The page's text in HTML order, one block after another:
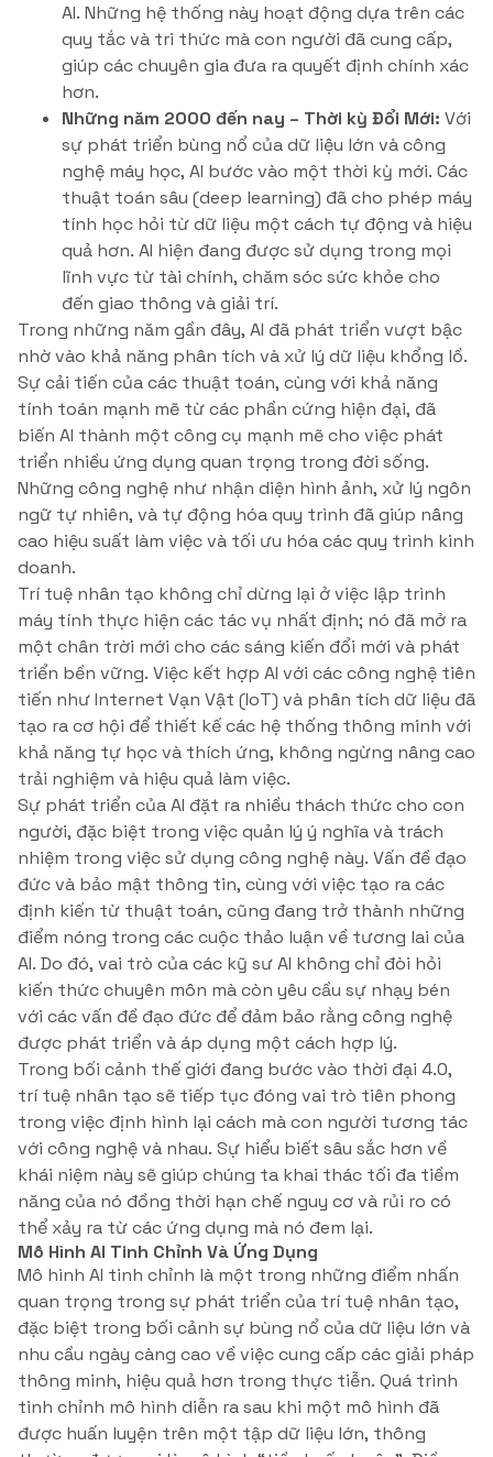
AI. Những hệ thống này hoạt động dựa trên các
quy tắc và tri thức mà con người đã cung cấp,
giúp các chuyên gia đưa ra quyết định chính xác
hơn.
Những năm 2000 đến nay – Thời kỳ Đổi Mới: Với
sự phát triển bùng nổ của dữ liệu lớn và công
nghệ máy học, AI bước vào một thời kỳ mới. Các
thuật toán sâu (deep learning) đã cho phép máy
tính học hỏi từ dữ liệu một cách tự động và hiệu
quả hơn. AI hiện đang được sử dụng trong mọi
lĩnh vực từ tài chính, chăm sóc sức khỏe cho
đến giao thông và giải trí.
Trong những năm gần đây, AI đã phát triển vượt bậc
nhờ vào khả năng phân tích và xử lý dữ liệu khổng lồ.
Sự cải tiến của các thuật toán, cùng với khả năng
tính toán mạnh mẽ từ các phần cứng hiện đại, đã
biến AI thành một công cụ mạnh mẽ cho việc phát
triển nhiều ứng dụng quan trọng trong đời sống.
Những công nghệ như nhận diện hình ảnh, xử lý ngôn
ngữ tự nhiên, và tự động hóa quy trình đã giúp nâng
cao hiệu suất làm việc và tối ưu hóa các quy trình kinh
doanh.
Trí tuệ nhân tạo không chỉ dừng lại ở việc lập trình
máy tính thực hiện các tác vụ nhất định; nó đã mở ra
một chân trời mới cho các sáng kiến đổi mới và phát
triển bền vững. Việc kết hợp AI với các công nghệ tiên
tiến như Internet Vạn Vật (IoT) và phân tích dữ liệu đã
tạo ra cơ hội để thiết kế các hệ thống thông minh với
khả năng tự học và thích ứng, không ngừng nâng cao
trải nghiệm và hiệu quả làm việc.
Sự phát triển của AI đặt ra nhiều thách thức cho con
người, đặc biệt trong việc quản lý ý nghĩa và trách
nhiệm trong việc sử dụng công nghệ này. Vấn đề đạo
đức và bảo mật thông tin, cùng với việc tạo ra các
định kiến từ thuật toán, cũng đang trở thành những
điểm nóng trong các cuộc thảo luận về tương lai của
AI. Do đó, vai trò của các kỹ sư AI không chỉ đòi hỏi
kiến thức chuyên môn mà còn yêu cầu sự nhạy bén
với các vấn đề đạo đức để đảm bảo rằng công nghệ
được phát triển và áp dụng một cách hợp lý.
Trong bối cảnh thế giới đang bước vào thời đại 4.0,
trí tuệ nhân tạo sẽ tiếp tục đóng vai trò tiên phong
trong việc định hình lại cách mà con người tương tác
với công nghệ và nhau. Sự hiểu biết sâu sắc hơn về
khái niệm này sẽ giúp chúng ta khai thác tối đa tiềm
năng của nó đồng thời hạn chế nguy cơ và rủi ro có
thể xảy ra từ các ứng dụng mà nó đem lại.
Mô Hình AI Tinh Chỉnh Và Ứng Dụng
Mô hình AI tinh chỉnh là một trong những điểm nhấn
quan trọng trong sự phát triển của trí tuệ nhân tạo,
đặc biệt trong bối cảnh sự bùng nổ của dữ liệu lớn và
nhu cầu ngày càng cao về việc cung cấp các giải pháp
thông minh, hiệu quả hơn trong thực tiễn. Quá trình
tinh chỉnh mô hình diễn ra sau khi một mô hình đã
được huấn luyện trên một tập dữ liệu lớn, thông